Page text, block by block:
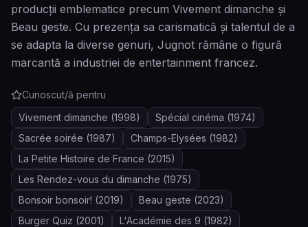
producții emblematice precum Vivement dimanche și
Beau geste. Cu prezența sa carismatică și talentul de a
se adapta la diverse genuri, Jugnot rămâne o figură
marcantă a industriei de entertainment francez.
Cunoscut/ă pentru
Vivement dimanche (1998) Spécial cinéma (1974)
Sacrée soirée (1987) Champs-Elysées (1982)
La Petite Histoire de France (2015)
Les Rendez-vous du dimanche (1975)
Bonsoir bonsoir! (2019) Beau geste (2023)
Burger Quiz (2001) L'Académie des 9 (1982)